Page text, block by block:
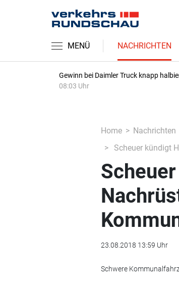
MENÜ NACHRICHTEN
Gewinn bei Daimler Truck knapp
08:03 Uhr
Home Nachrichten
Scheuer kündigt
23.08.2018 13:59 Uhr
Schwere